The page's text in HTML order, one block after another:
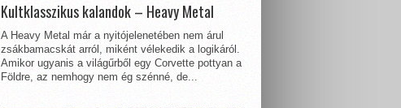
Kultklasszikus kalandok – Heavy Metal
A Heavy Metal már a nyitójelenetében nem árul
zsákbamacskát arról, miként vélekedik a logikáról.
Amikor ugyanis a világűrből egy Corvette pottyan a
Földre, az nemhogy nem ég szénné, de...